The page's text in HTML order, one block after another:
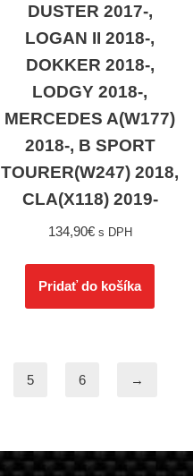
DUSTER 2017-,
LOGAN II 2018-,
DOKKER 2018-,
LODGY 2018-,
MERCEDES A(W177)
2018-, B SPORT
TOURER(W247) 2018,
CLA(X118) 2019-
134,90€ s DPH
Pridať do košíka
5 6 →